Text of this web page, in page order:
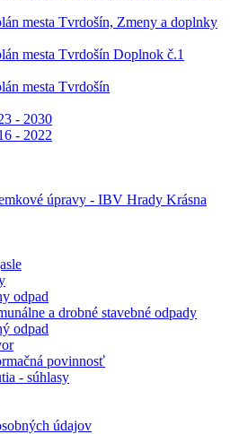
mesta Tvrdošín, Zmeny a doplnky
mesta Tvrdošín Doplnok č.1
mesta Tvrdošín
- 2030
- 2022
úpravy - IBV Hrady Krásna
odpad
a drobné stavebné odpady
odpad
povinnosť
- súhlasy
údajov